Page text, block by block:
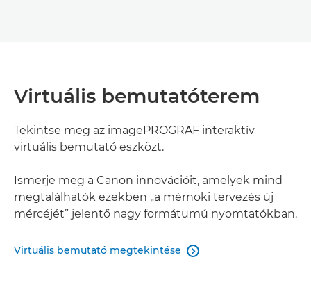
Virtuális bemutatóterem
Tekintse meg az imagePROGRAF interaktív
virtuális bemutató eszközt.
Ismerje meg a Canon innovációit, amelyek mind
megtalálhatók ezekben „a mérnöki tervezés új
mércéjét” jelentő nagy formátumú nyomtatókban.
Virtuális bemutató megtekintése 